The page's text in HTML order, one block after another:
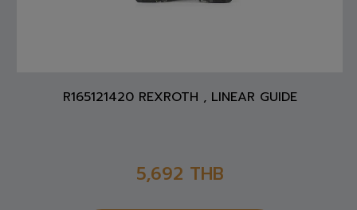
R165121420 REXROTH , LINEAR GUIDE
5,692 THB